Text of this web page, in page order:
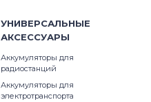
УНИВЕРСАЛЬНЫЕ
АКСЕССУАРЫ
Аккумуляторы для
радиостанций
Аккумуляторы для
электротранспорта